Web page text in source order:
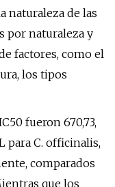
naturaleza de las
por naturaleza y
factores, como el
los tipos
fueron 670,73,
para C. officinalis,
comparados
que los